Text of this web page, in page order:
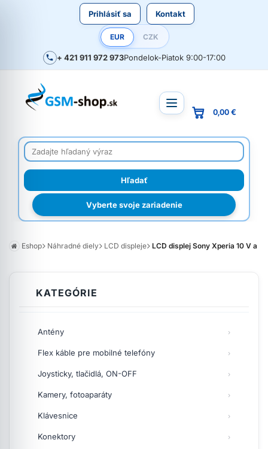
Prihlásiť sa Kontakt
EUR CZK
+ 421 911 972 973Pondelok-Piatok 9:00-17:00
Vyberte svoje zariadenie
0,00 €
Eshop Náhradné diely LCD displeje LCD displej Sony Xperia 10 V a
KATEGÓRIE
Antény
Flex káble pre mobilné telefóny
Joysticky, tlačidlá, ON-OFF
Kamery, fotoaparáty
Klávesnice
Konektory